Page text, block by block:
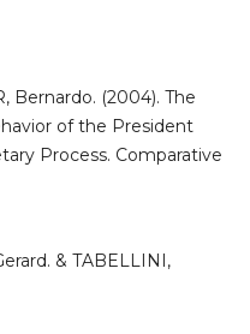
Bernardo. (2004). The
of the President
Process. Comparative
& TABELLINI,